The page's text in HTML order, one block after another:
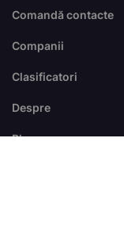
Comandă contacte
Companii
Clasificatori
Despre
Blog